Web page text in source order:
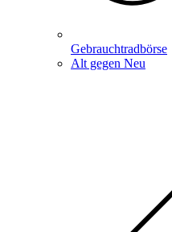
Gebrauchtradbörse
Alt gegen Neu